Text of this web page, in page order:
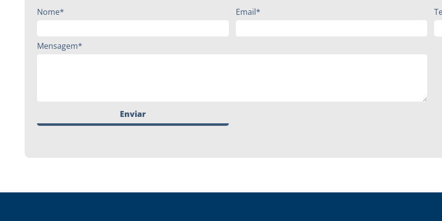
Nome* Email*
Mensagem*
Enviar